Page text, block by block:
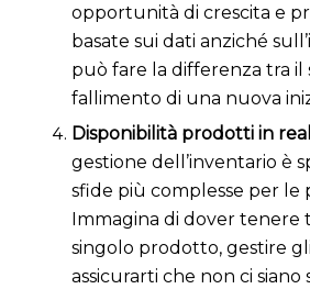
opportunità di crescita e
basate sui dati anziché
può fare la differenza tra il
fallimento di una nuova
Disponibilità prodotti in
gestione dell’inventario è
sfide più complesse per le
Immagina di dover tenere
singolo prodotto, gestire
assicurarti che non ci siano